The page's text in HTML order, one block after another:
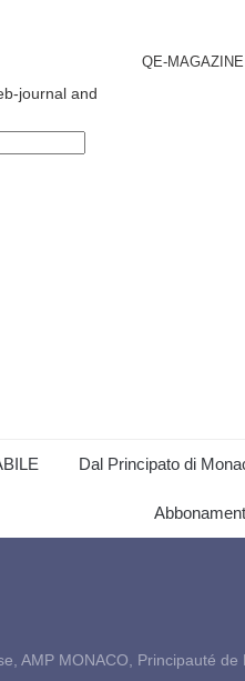
journal and
QE-MAGAZINE
Dal Principato di
AMP MONACO, Principauté de